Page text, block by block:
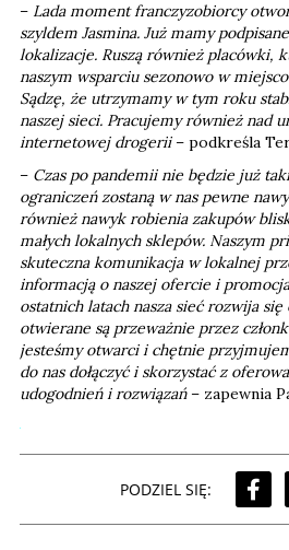
– Lada moment franczyzobiorcy
szyldem Jasmina. Już mamy
lokalizacje. Ruszą również placówki,
naszym wsparciu sezonowo w
Sądzę, że utrzymamy w tym roku
naszej sieci. Pracujemy również nad
internetowej drogerii– podkreśla
– Czas po pandemii nie będzie już
ograniczeń zostaną w nas pewne
również nawyk robienia zakupów
małych lokalnych sklepów. Naszym
skuteczna komunikacja w lokalnej
informacją o naszej ofercie i
ostatnich latach nasza sieć rozwija
otwierane są przeważnie przez
jesteśmy otwarci i chętnie
do nas dołączyć i skorzystać z
udogodnień i rozwiązań – zapewnia
PODZIEL SIĘ: